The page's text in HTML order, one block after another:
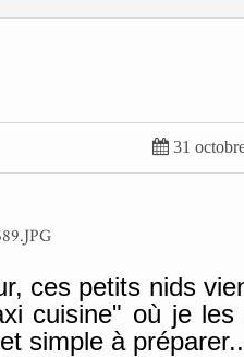
 31
ces petits nids
cuisine" où je
simple à